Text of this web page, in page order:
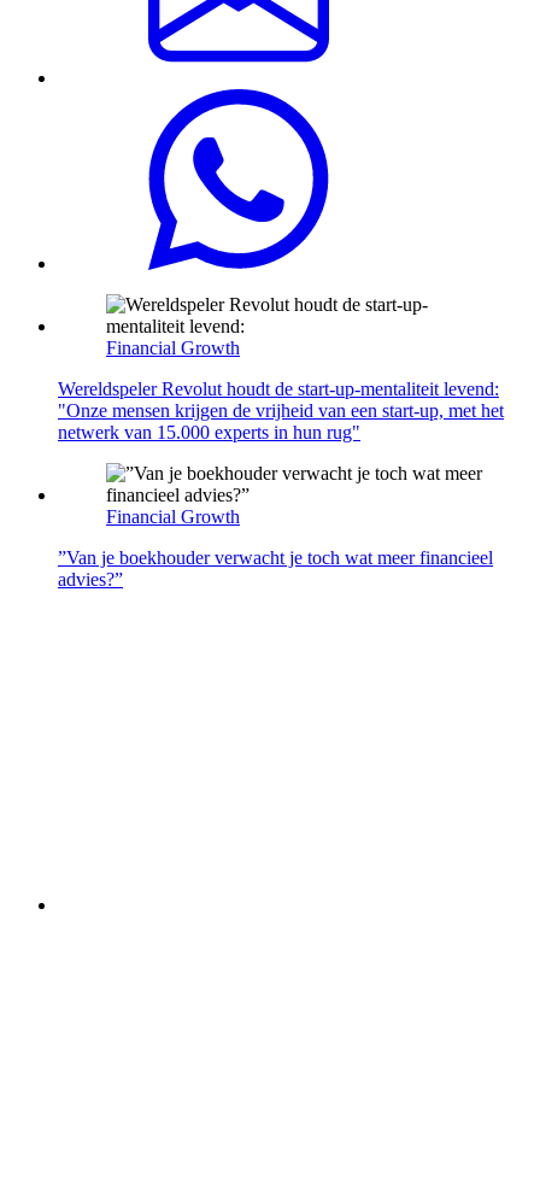
Financial Growth
Wereldspeler Revolut houdt de start-up-mentaliteit levend:
"Onze mensen krijgen de vrijheid van een start-up, met het
netwerk van 15.000 experts in hun rug"
Financial Growth
”Van je boekhouder verwacht je toch wat meer financieel
advies?”